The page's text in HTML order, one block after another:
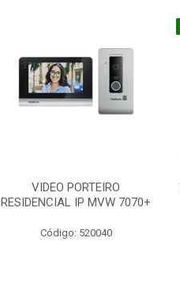
VIDEO PORTEIRO
RESIDENCIAL IP MVW 7070+
Código: 520040